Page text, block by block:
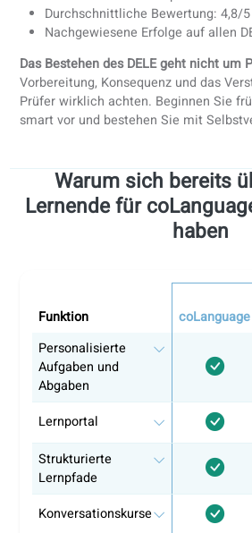
Materialien
Offizielle DELE-Probeprüfungen
Zeitgesteuertes Üben unter
Korrektur anhand offizieller
Vorbereitung am
Die erfolgreichsten DELE-
strukturierte
Unser DELE-
Personalisierter Lernplan
Wöchentliches Feedback zu
Probeprüfungen, die von
korrigiert werden
Prüfungsstrategien und
Flexibles Online-Lernen,
Privatlehrer + ein Lernportal,
simuliert.